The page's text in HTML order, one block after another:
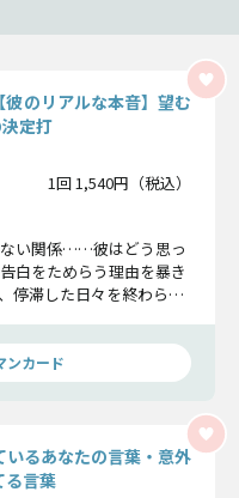
のリアルな本音】望む
定打
1回 1,540円（税込）
ない関係……彼はどう思っ
白をためらう理由を暴き
停滞した日々を終わらせ
ンカード
るあなたの言葉・意外
る言葉